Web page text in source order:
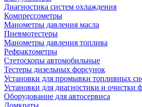
Диагностика систем охлаждения
Компрессометры
Манометры давления масла
Пневмотестеры
Манометры давления топлива
Рефрактометры
Стетоскопы автомобильные
Тестеры дизельных форсунок
Установки для промывки топливных
Установки для диагностики и очистки
Оборудование для автосервиса
Домкраты